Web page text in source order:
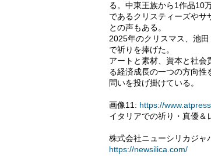
る。中東王族から1作品10
であるクリスティーズやサ
との声もある。
2025年のクリスマス、池
で祈りを捧げた。
アートと素材、資本と社会
る経済成長の一つの方向性
問いを投げ掛けている。
画像11: https://
イタリアでの祈り・真優＆
株式会社ニューシリカジャ
https://newsilica.com/